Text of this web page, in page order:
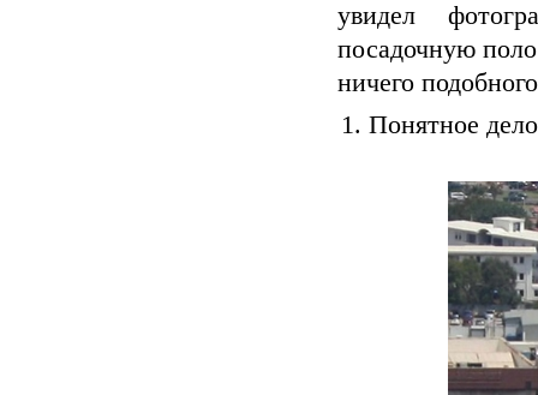
увидел
посадочную
ничего
1. Понятное